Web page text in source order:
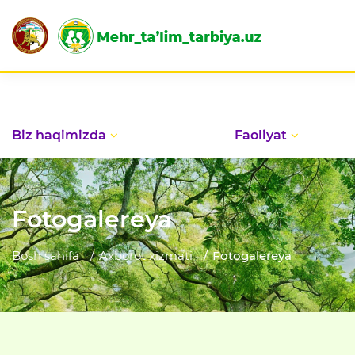
Biz haqimizda Faoliyat
Fotogalereya
Bosh sahifa Axborot xizmati Fotogalereya